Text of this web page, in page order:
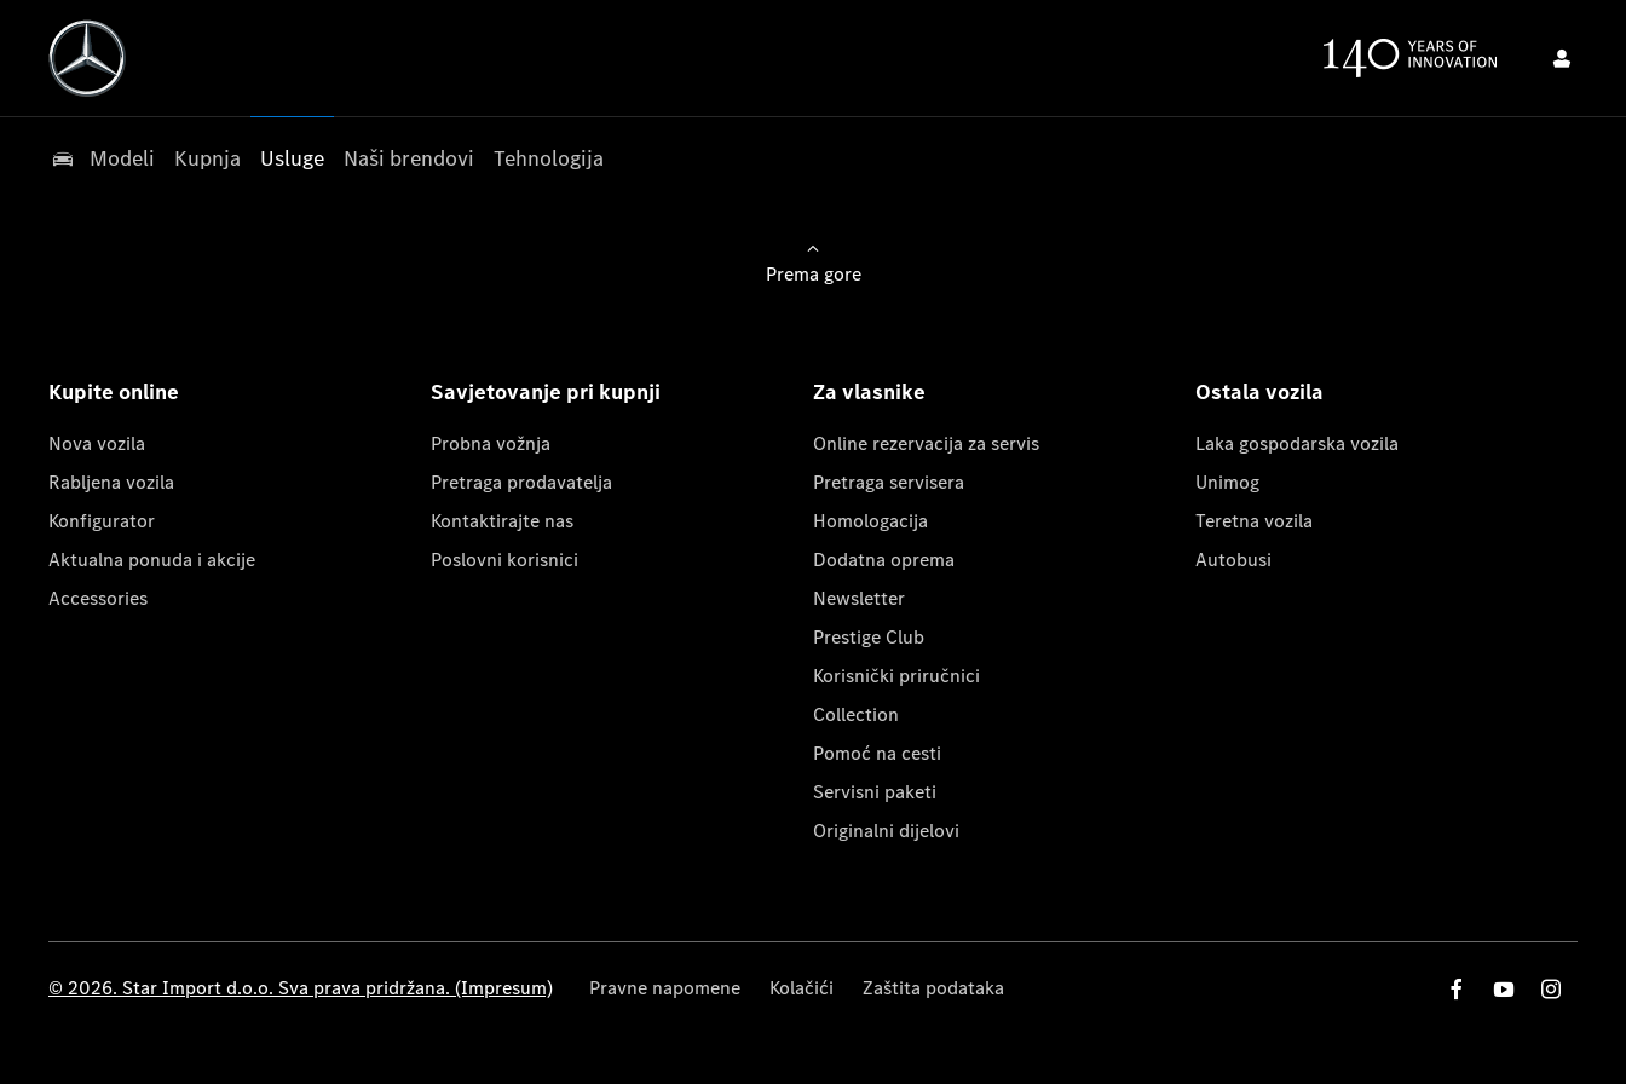
Modeli Kupnja Usluge Naši brendovi Tehnologija
Prema gore
Kupite online
Nova vozila
Rabljena vozila
Konfigurator
Aktualna ponuda i akcije
Accessories
Savjetovanje pri kupnji
Probna vožnja
Pretraga prodavatelja
Kontaktirajte nas
Poslovni korisnici
Za vlasnike
Online rezervacija za servis
Pretraga servisera
Homologacija
Dodatna oprema
Newsletter
Prestige Club
Korisnički priručnici
Collection
Pomoć na cesti
Servisni paketi
Originalni dijelovi
Ostala vozila
Laka gospodarska vozila
Unimog
Teretna vozila
Autobusi
© 2026. Star Import d.o.o. Sva prava pridržana. (Impresum) Pravne napomene Kolačići Zaštita podataka